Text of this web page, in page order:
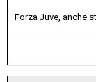
Forza Juve, anche